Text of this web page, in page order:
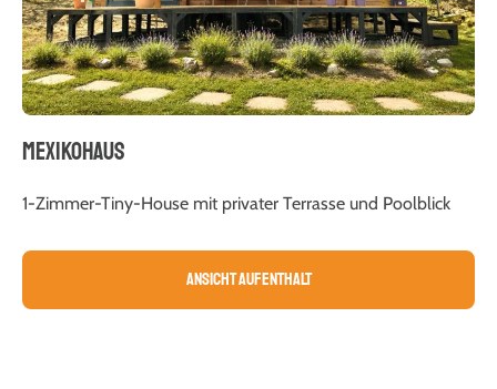
MEXIKOHAUS
1-Zimmer-Tiny-House mit privater Terrasse und Poolblick
Ansicht Aufenthalt